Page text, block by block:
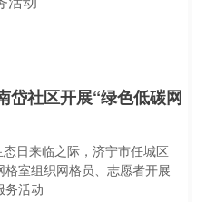
岱社区开展“绿色低碳网
日来临之际，济宁市任城区
室组织网格员、志愿者开展
务活动